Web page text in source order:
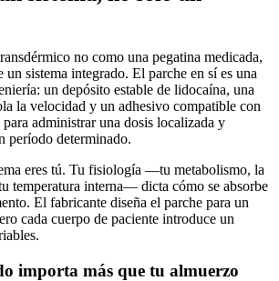
no como una pegatina medicada,
sistema integrado. El parche en sí es una
un depósito estable de lidocaína, una
la velocidad y un adhesivo compatible con
administrar una dosis localizada y
período determinado.
eres tú. Tu fisiología —tu metabolismo, la
temperatura interna— dicta cómo se absorbe
El fabricante diseña el parche para un
cada cuerpo de paciente introduce un
importa más que tu almuerzo